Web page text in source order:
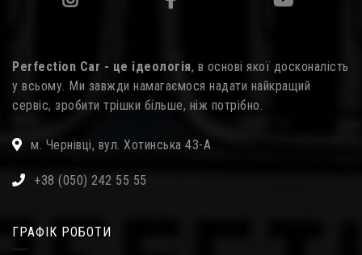
Perfection Car - це ідеологія, в основі якої досконалість
у всьому. Ми завжди намагаємося надати найкращий
сервіс, зробити трішки більше, ніж потрібно.
м. Чернівці, вул. Хотинська 43-А
+38 (050) 242 55 55
ГРАФІК РОБОТИ